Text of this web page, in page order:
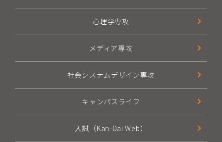
心理学専攻
メディア専攻
社会システムデザイン専攻
キャンパスライフ
入試（Kan-Dai Web）